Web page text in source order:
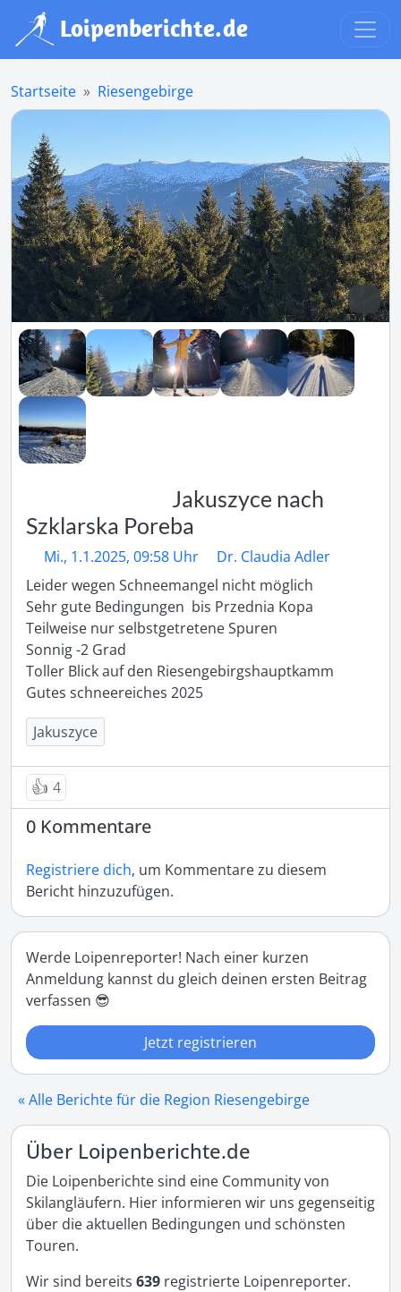
Startseite Riesengebirge
Jakuszyce nach
Szklarska Poreba
Mi., 1.1.2025, 09:58 Uhr
Dr. Claudia Adler
Leider wegen Schneemangel nicht möglich
Sehr gute Bedingungen  bis Przednia Kopa
Teilweise nur selbstgetretene Spuren
Sonnig -2 Grad
Toller Blick auf den Riesengebirgshauptkamm
Gutes schneereiches 2025
Jakuszyce
👍 4
0 Kommentare
Registriere dich, um Kommentare zu diesem
Bericht hinzuzufügen.
Werde Loipenreporter! Nach einer kurzen
Anmeldung kannst du gleich deinen ersten Beitrag
verfassen 😎
Jetzt registrieren
« Alle Berichte für die Region Riesengebirge
Über Loipenberichte.de
Die Loipenberichte sind eine Community von
Skilangläufern. Hier informieren wir uns gegenseitig
über die aktuellen Bedingungen und schönsten
Touren.
Wir sind bereits 639 registrierte Loipenreporter.